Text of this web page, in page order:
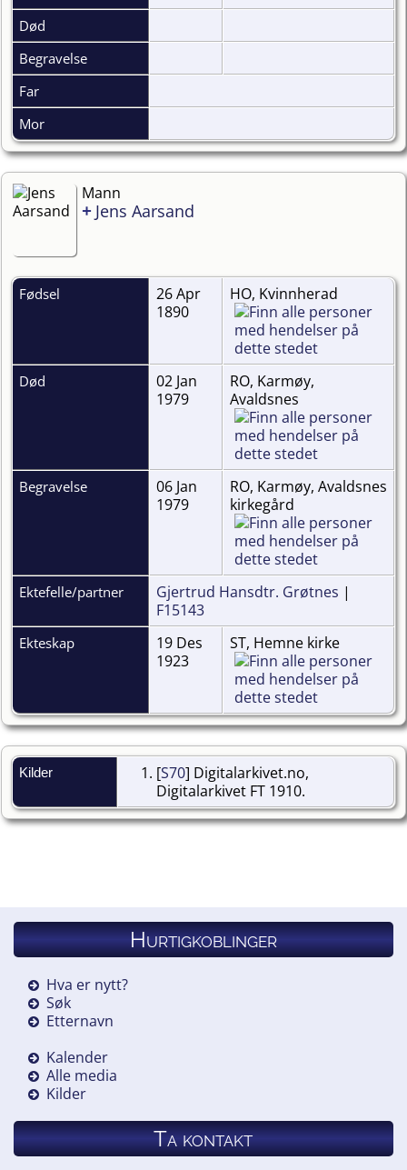
Død
Begravelse
Far
Mor
Mann
+ Jens Aarsand
Fødsel
26 Apr
1890
HO, Kvinnherad
Død
02 Jan
1979
RO, Karmøy,
Avaldsnes
Begravelse
06 Jan
1979
RO, Karmøy, Avaldsnes
kirkegård
Ektefelle/partner Gjertrud Hansdtr. Grøtnes |
F15143
Ekteskap
19 Des
1923
ST, Hemne kirke
Kilder [S70] Digitalarkivet.no,
Digitalarkivet FT 1910.
Hurtigkoblinger
Hva er nytt?
Søk
Etternavn
Kalender
Alle media
Kilder
Ta kontakt